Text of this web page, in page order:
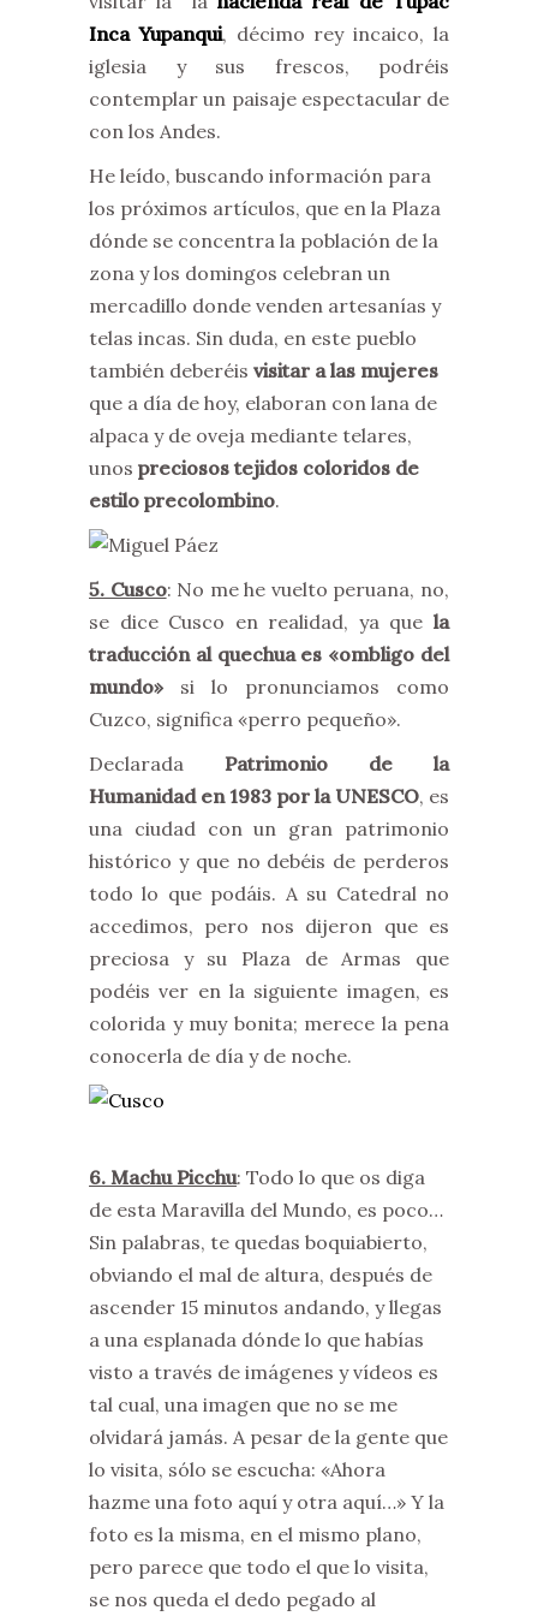
Inca Yupanqui, décimo rey incaico, la
iglesia y sus frescos, podréis
contemplar un paisaje espectacular de
con los Andes.
He leído, buscando información para
los próximos artículos, que en la Plaza
dónde se concentra la población de la
zona y los domingos celebran un
mercadillo donde venden artesanías y
telas incas. Sin duda, en este pueblo
también deberéis visitar a las mujeres
que a día de hoy, elaboran con lana de
alpaca y de oveja mediante telares,
unos preciosos tejidos coloridos de
estilo precolombino.
5. Cusco: No me he vuelto peruana, no,
se dice Cusco en realidad, ya que la
traducción al quechua es «ombligo del
mundo» si lo pronunciamos como
Cuzco, significa «perro pequeño».
Declarada Patrimonio de la
Humanidad en 1983 por la UNESCO, es
una ciudad con un gran patrimonio
histórico y que no debéis de perderos
todo lo que podáis. A su Catedral no
accedimos, pero nos dijeron que es
preciosa y su Plaza de Armas que
podéis ver en la siguiente imagen, es
colorida y muy bonita; merece la pena
conocerla de día y de noche.
6. Machu Picchu: Todo lo que os diga
de esta Maravilla del Mundo, es poco…
Sin palabras, te quedas boquiabierto,
obviando el mal de altura, después de
ascender 15 minutos andando, y llegas
a una esplanada dónde lo que habías
visto a través de imágenes y vídeos es
tal cual, una imagen que no se me
olvidará jamás. A pesar de la gente que
lo visita, sólo se escucha: «Ahora
hazme una foto aquí y otra aquí…» Y la
foto es la misma, en el mismo plano,
pero parece que todo el que lo visita,
se nos queda el dedo pegado al